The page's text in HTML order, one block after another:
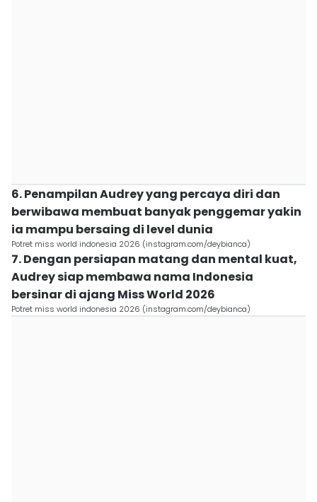
6. Penampilan Audrey yang percaya diri dan
berwibawa membuat banyak penggemar yakin
ia mampu bersaing di level dunia
Potret miss world indonesia 2026 (instagram.com/deybianca)
7. Dengan persiapan matang dan mental kuat,
Audrey siap membawa nama Indonesia
bersinar di ajang Miss World 2026
Potret miss world indonesia 2026 (instagram.com/deybianca)